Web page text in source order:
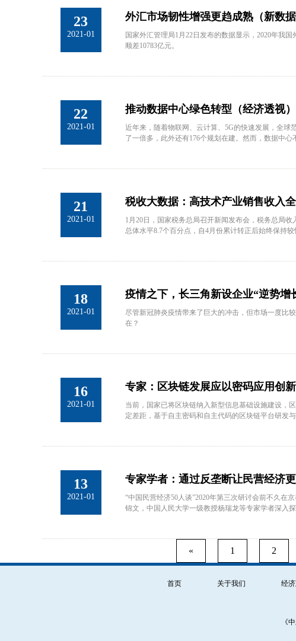
23
2021-01
外汇市场韧性增强更趋成熟（新数据
国家外汇管理局1月22日发布的数据显示，2020年我
顺差10783亿元。
22
2021-01
推动数据中心绿色转型（经济透视）
近年来，随着物联网、云计算、5G的快速发展，全球
了一倍多，此外还有176个规划在建。然而，数据中
21
2021-01
税收大数据：高技术产业销售收入
1月20日，国家税务总局召开新闻发布会，税务总局
总体水平8.7个百分点，自4月份累计转正后始终保持
18
2021-01
疫情之下，长三角新设企业“逆势增
尽管新冠肺炎疫情带来了巨大的冲击，但市场一度比
在？
16
2021-01
专家：区块链发展应以密码应用创
当前，国家已将区块链纳入新型信息基础设施建设，
定差距，基于自主密码和自主代码的区块链平台研发
13
2021-01
专家学者：通过反垄断让民营经济
“中国民营经济50人谈”2020年第三次研讨会前不久在
锦文，中国人民大学一级教授杨瑞龙等专家学者深入
« 1 2
首页 关于我们 经
《